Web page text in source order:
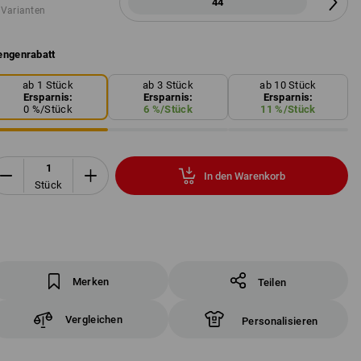
ab 1 Stück
Ersparnis:
0 %/Stück
ab 3 Stück
Ersparnis:
6 %/Stück
ab 10 Stück
Ersparnis:
11 %/Stück
Stück
In den Warenkorb
Merken Teilen
Vergleichen Personalisieren